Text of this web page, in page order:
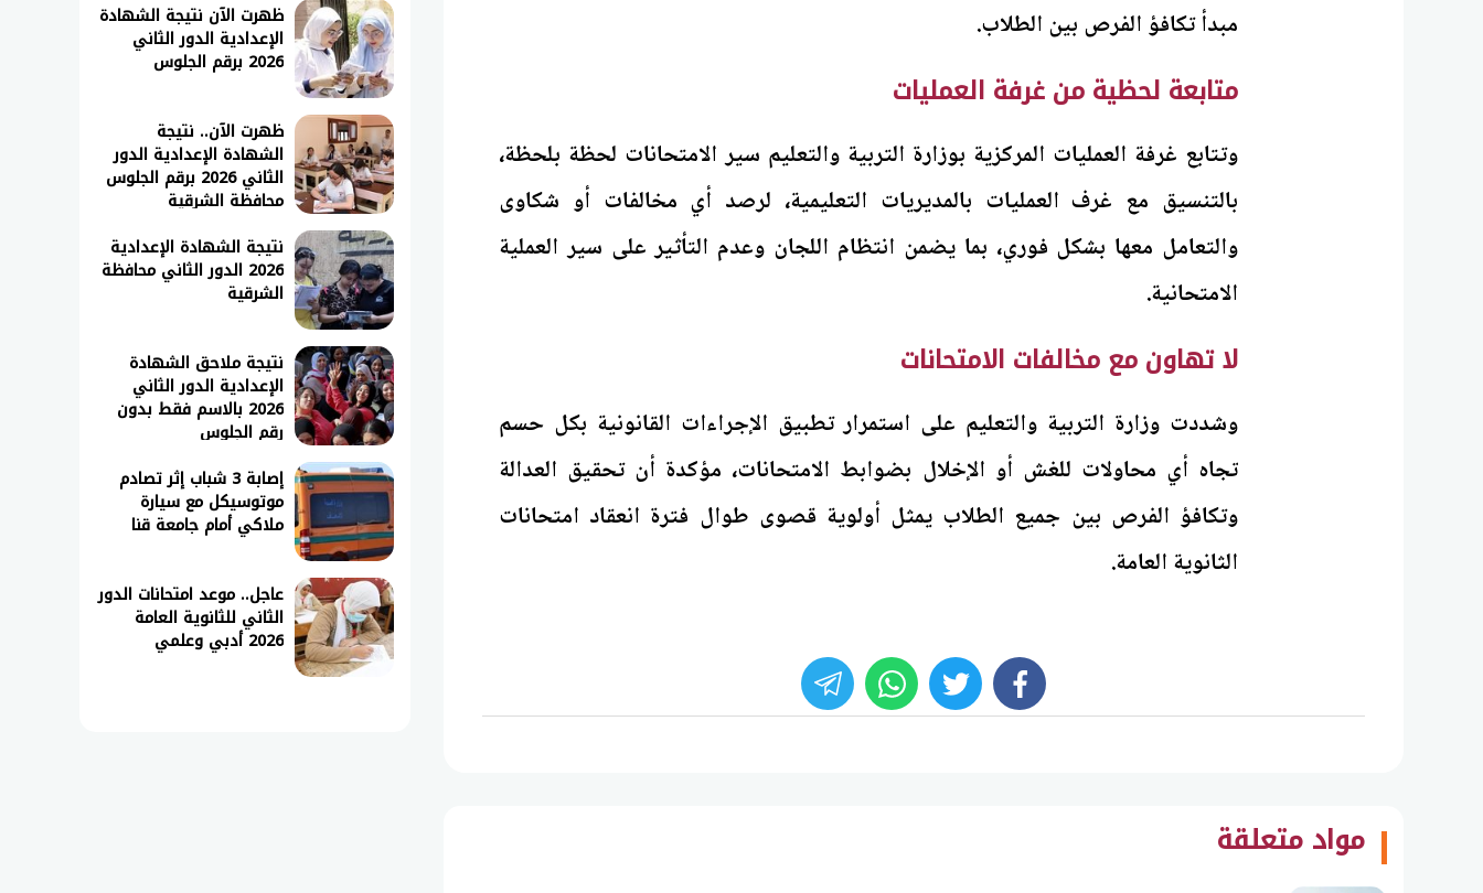
مبدأ تكافؤ الفرص بين الطلاب.
متابعة لحظية من غرفة العمليات
وتتابع غرفة العمليات المركزية بوزارة التربية والتعليم سير الامتحانات لحظة بلحظة،
بالتنسيق مع غرف العمليات بالمديريات التعليمية، لرصد أي مخالفات أو شكاوى
والتعامل معها بشكل فوري، بما يضمن انتظام اللجان وعدم التأثير على سير العملية
الامتحانية.
لا تهاون مع مخالفات الامتحانات
وشددت وزارة التربية والتعليم على استمرار تطبيق الإجراءات القانونية بكل حسم
تجاه أي محاولات للغش أو الإخلال بضوابط الامتحانات، مؤكدة أن تحقيق العدالة
وتكافؤ الفرص بين جميع الطلاب يمثل أولوية قصوى طوال فترة انعقاد امتحانات
الثانوية العامة.
facebook
twitter
whats
مواد متعلقة
ظهرت الآن نتيجة الشهادة
الإعدادية الدور الثاني
2026 برقم الجلوس
ظهرت الآن.. نتيجة
الشهادة الإعدادية الدور
الثاني 2026 برقم الجلوس
محافظة الشرقية
نتيجة الشهادة الإعدادية
2026 الدور الثاني محافظة
الشرقية
نتيجة ملاحق الشهادة
الإعدادية الدور الثاني
2026 بالاسم فقط بدون
رقم الجلوس
إصابة 3 شباب إثر تصادم
موتوسيكل مع سيارة
ملاكي أمام جامعة قنا
عاجل.. موعد امتحانات الدور
الثاني للثانوية العامة
2026 أدبي وعلمي